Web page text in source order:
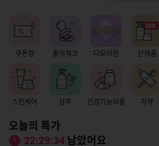
쿠폰함 출석체크 다모아관 신제품
스킨케어 샴푸 건강기능식품 치약
오늘의 특가
22:29:33 남았어요